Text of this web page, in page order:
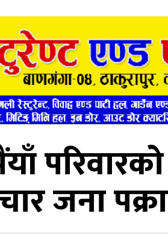
परिवारको
जना